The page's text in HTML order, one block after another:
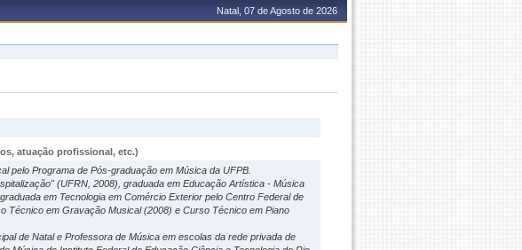
Natal, 07 de Agosto de 2026
atuação profissional, etc.)
pelo Programa de Pós-graduação em Música da UFPB.
(UFRN, 2008), graduada em Educação Artística - Música
em Tecnologia em Comércio Exterior pelo Centro Federal de
Técnico em Gravação Musical (2008) e Curso Técnico em Piano
de Natal e Professora de Música em escolas da rede privada de